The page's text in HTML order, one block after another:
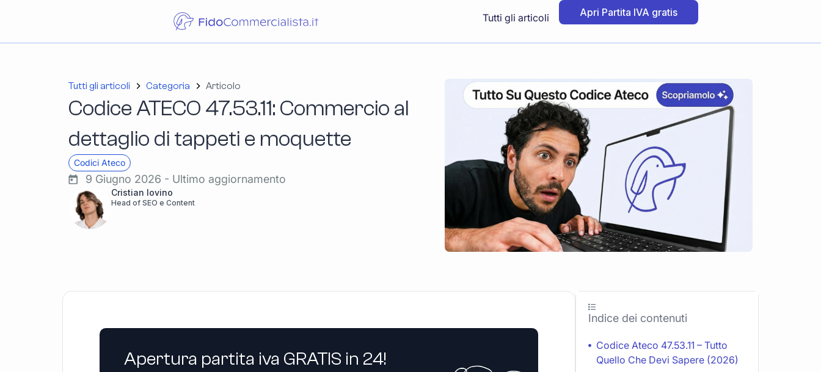
Tutti gli articoli Apri Partita IVA gratis
Tutti gli articoli Categoria Articolo
Codice ATECO 47.53.11: Commercio al
dettaglio di tappeti e moquette
Codici Ateco
9 Giugno 2026 - Ultimo aggiornamento
Cristian Iovino
Head of SEO e Content
Apertura partita iva GRATIS in 24!
Indice dei contenuti
Codice Ateco 47.53.11 – Tutto
Quello Che Devi Sapere (2026)